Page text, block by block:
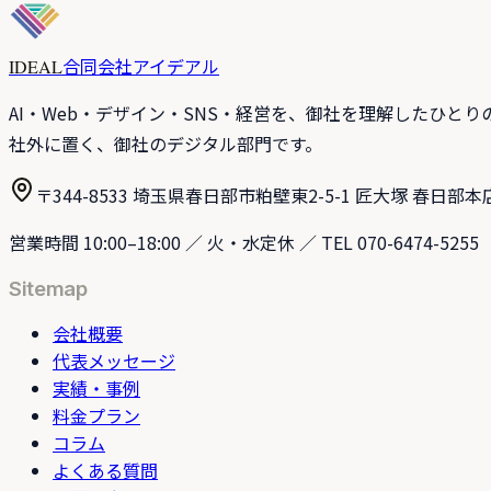
IDEAL合同会社アイデアル
AI・Web・デザイン・SNS・経営を、御社を理解したひとり
社外に置く、御社のデジタル部門です。
〒344-8533 埼玉県春日部市粕壁東2-5-1 匠大塚 春日部本
営業時間 10:00–18:00 ／ 火・水定休 ／ TEL 070-6474-5255
Sitemap
会社概要
代表メッセージ
実績・事例
料金プラン
コラム
よくある質問